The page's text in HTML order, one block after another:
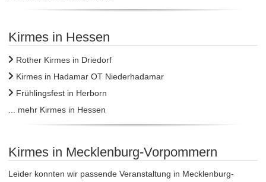
Kirmes in Hessen
Rother Kirmes in Driedorf
Kirmes in Hadamar OT Niederhadamar
Frühlingsfest in Herborn
... mehr Kirmes in Hessen
Kirmes in Mecklenburg-Vorpommern
Leider konnten wir passende Veranstaltung in Mecklenburg-